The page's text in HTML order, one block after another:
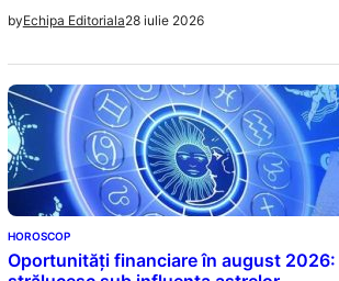
byEchipa Editoriala28 iulie 2026
HOROSCOP
Oportunități financiare în august 2026: